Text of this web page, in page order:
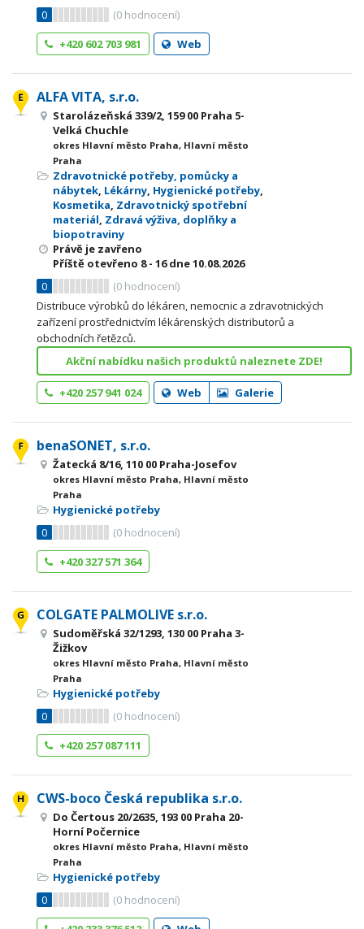
0
(0 hodnocení)
+420 602 703 981
Web
ALFA VITA, s.r.o.
Starolázeňská 339/2, 159 00 Praha 5-
Velká Chuchle
okres Hlavní město Praha, Hlavní město
Praha
Zdravotnické potřeby, pomůcky a
nábytek, Lékárny, Hygienické potřeby,
Kosmetika, Zdravotnický spotřební
materiál, Zdravá výživa, doplňky a
biopotraviny
Právě je zavřeno
Příště otevřeno 8 - 16dne 10.08.2026
0
(0 hodnocení)
Distribuce výrobků do lékáren, nemocnic a zdravotnických
zařízení prostřednictvím lékárenských distributorů a
obchodních řetězců.
Akční nabídku našich produktů naleznete ZDE!
+420 257 941 024 Web Galerie
benaSONET, s.r.o.
Žatecká 8/16, 110 00 Praha-Josefov
okres Hlavní město Praha, Hlavní město
Praha
Hygienické potřeby
0
(0 hodnocení)
+420 327 571 364
COLGATE PALMOLIVE s.r.o.
Sudoměřská 32/1293, 130 00 Praha 3-
Žižkov
okres Hlavní město Praha, Hlavní město
Praha
Hygienické potřeby
0
(0 hodnocení)
+420 257 087 111
CWS-boco Česká republika s.r.o.
Do Čertous 20/2635, 193 00 Praha 20-
Horní Počernice
okres Hlavní město Praha, Hlavní město
Praha
Hygienické potřeby
0
(0 hodnocení)